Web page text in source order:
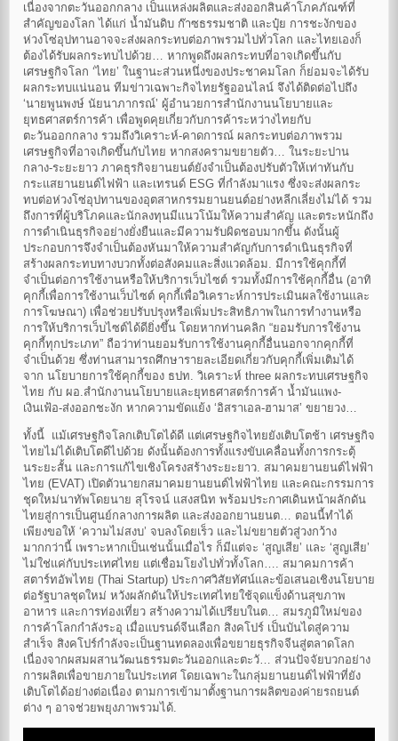
เนื่องจากตะวันออกกลาง เป็นแหล่งผลิตและส่งออกสินค้าโภคภัณฑ์ที่
สำคัญของโลก ได้แก่ น้ำมันดิบ ก๊าซธรรมชาติ และปุ๋ย การชะงักของ
ห่วงโซ่อุปทานอาจจะส่งผลกระทบต่อภาพรวมไปทั่วโลก และไทยเองก็
ต้องได้รับผลกระทบไปด้วย… หากพูดถึงผลกระทบที่อาจเกิดขึ้นกับ
เศรษฐกิจโลก ‘ไทย’ ในฐานะส่วนหนึ่งของประชาคมโลก ก็ย่อมจะได้รับ
ผลกระทบแน่นอน ทีมข่าวเฉพาะกิจไทยรัฐออนไลน์ จึงได้ติดต่อไปถึง
‘นายพูนพงษ์ นัยนาภากรณ์’ ผู้อํานวยการสํานักงานนโยบายและ
ยุทธศาสตร์การค้า เพื่อพูดคุยเกี่ยวกับการค้าระหว่างไทยกับ
ตะวันออกกลาง รวมถึงวิเคราะห์-คาดการณ์ ผลกระทบต่อภาพรวม
เศรษฐกิจที่อาจเกิดขึ้นกับไทย หากสงครามขยายตัว… ในระยะปาน
กลาง-ระยะยาว ภาคธุรกิจยานยนต์ยังจำเป็นต้องปรับตัวให้เท่าทันกับ
กระแสยานยนต์ไฟฟ้า และเทรนด์ ESG ที่กำลังมาแรง ซึ่งจะส่งผลกระ
ทบต่อห่วงโซ่อุปทานของอุตสาหกรรมยานยนต์อย่างหลีกเลี่ยงไม่ได้ รวม
ถึงการที่ผู้บริโภคและนักลงทุนมีแนวโน้มให้ความสำคัญ และตระหนักถึง
การดำเนินธุรกิจอย่างยั่งยืนและมีความรับผิดชอบมากขึ้น ดังนั้นผู้
ประกอบการจึงจำเป็นต้องหันมาให้ความสำคัญกับการดำเนินธุรกิจที่
สร้างผลกระทบทางบวกทั้งต่อสังคมและสิ่งแวดล้อม. มีการใช้คุกกี้ที่
จำเป็นต่อการใช้งานหรือให้บริการเว็บไซต์ รวมทั้งมีการใช้คุกกี้อื่น (อาทิ
คุกกี้เพื่อการใช้งานเว็บไซต์ คุกกี้เพื่อวิเคราะห์การประเมินผลใช้งานและ
การโฆษณา) เพื่อช่วยปรับปรุงหรือเพิ่มประสิทธิภาพในการทำงานหรือ
การให้บริการเว็บไซต์ได้ดียิ่งขึ้น โดยหากท่านคลิก “ยอมรับการใช้งาน
คุกกี้ทุกประเภท” ถือว่าท่านยอมรับการใช้งานคุกกี้อื่นนอกจากคุกกี้ที่
จำเป็นด้วย ซึ่งท่านสามารถศึกษารายละเอียดเกี่ยวกับคุกกี้เพิ่มเติมได้
จาก นโยบายการใช้คุกกี้ของ ธปท. วิเคราะห์ three ผลกระทบเศรษฐกิจ
ไทย กับ ผอ.สํานักงานนโยบายและยุทธศาสตร์การค้า น้ำมันแพง-
เงินเฟ้อ-ส่งออกชะงัก หากความขัดแย้ง ‘อิสราเอล-ฮามาส’ ขยายวง…
ทั้งนี้ แม้เศรษฐกิจโลกเติบโตได้ดี แต่เศรษฐกิจไทยยังเติบโตช้า เศรษฐกิจ
ไทยไม่ได้เติบโตดีไปด้วย ดังนั้นต้องการทั้งแรงขับเคลื่อนทั้งการกระตุ้
นระยะสั้น และการแก้ไขเชิงโครงสร้างระยะยาว. สมาคมยานยนต์ไฟฟ้า
ไทย (EVAT) เปิดตัวนายกสมาคมยานยนต์ไฟฟ้าไทย และคณะกรรมการ
ชุดใหม่นาทัพโดยนาย สุโรจน์ เเสงสนิท พร้อมประกาศเดินหน้าผลักดัน
ไทยสู่การเป็นศูนย์กลางการผลิต และส่งออกยานยนต… ตอนนี้ทำได้
เพียงขอให้ ‘ความไม่สงบ’ จบลงโดยเร็ว และไม่ขยายตัวสู่วงกว้าง
มากกว่านี้ เพราะหากเป็นเช่นนั้นเมื่อไร ก็มีแต่จะ ‘สูญเสีย’ และ ‘สูญเสีย’
ไม่ใช่แค่กับประเทศไทย แต่เชื่อมโยงไปทั่วทั้งโลก…. สมาคมการค้า
สตาร์ทอัพไทย (Thai Startup) ประกาศวิสัยทัศน์และข้อเสนอเชิงนโยบาย
ต่อรัฐบาลชุดใหม่ หวังผลักดันให้ประเทศไทยใช้จุดแข็งด้านสุขภาพ
อาหาร และการท่องเที่ยว สร้างความได้เปรียบในต… สมรภูมิใหม่ของ
การค้าโลกกำลังระอุ เมื่อแบรนด์จีนเลือก สิงคโปร์ เป็นบันไดสู่ความ
สำเร็จ สิงคโปร์กำลังจะเป็นฐานทดลองเพื่อขยายธุรกิจจีนสู่ตลาดโลก
เนื่องจากผสมผสานวัฒนธรรมตะวันออกและตะวั… ส่วนปัจจัยบวกอย่าง
การผลิตเพื่อขายภายในประเทศ โดยเฉพาะในกลุ่มยานยนต์ไฟฟ้าที่ยัง
เติบโตได้อย่างต่อเนื่อง ตามการเข้ามาตั้งฐานการผลิตของค่ายรถยนต์
ต่าง ๆ อาจช่วยพยุงภาพรวมได้.